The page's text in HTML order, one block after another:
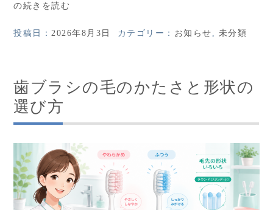
の続きを読む
投稿日： 2026年8月3日 カテゴリー： お知らせ 未分類
歯ブラシの毛のかたさと形状の
選び方